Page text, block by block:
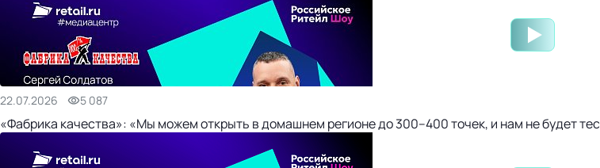
22.07.2026 5 087
«Фабрика качества»: «Мы можем открыть в домашнем регионе до 300–400 точек, и нам не будет